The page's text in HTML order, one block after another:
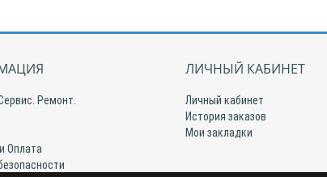
Ремонт.
Оплата
ЛИЧНЫЙ КАБИНЕТ
Личный кабинет
История заказов
Мои закладки